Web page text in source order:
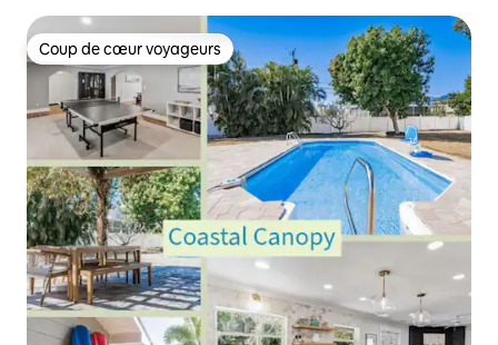
Coup de cœur voyageurs
Coup de cœur voyageurs